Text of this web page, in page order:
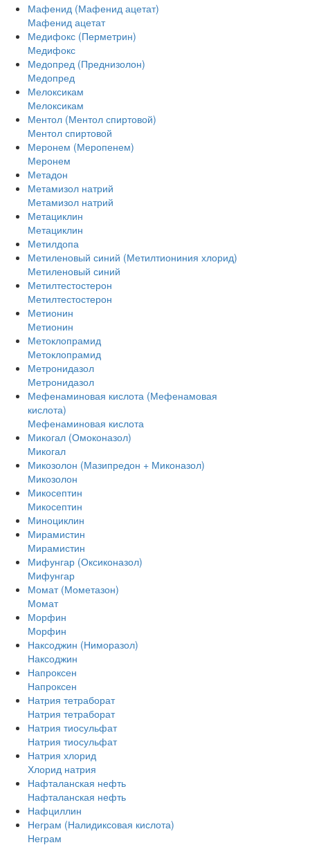
Мафенид (Мафенид ацетат)
Мафенид ацетат
Медифокс (Перметрин)
Медифокс
Медопред (Преднизолон)
Медопред
Мелоксикам
Мелоксикам
Ментол (Ментол спиртовой)
Ментол спиртовой
Меронем (Меропенем)
Меронем
Метадон
Метамизол натрий
Метамизол натрий
Метациклин
Метациклин
Метилдопа
Метиленовый синий (Метилтиониния хлорид)
Метиленовый синий
Метилтестостерон
Метилтестостерон
Метионин
Метионин
Метоклопрамид
Метоклопрамид
Метронидазол
Метронидазол
Мефенаминовая кислота (Мефенамовая
кислота)
Мефенаминовая кислота
Микогал (Омоконазол)
Микогал
Микозолон (Мазипредон + Миконазол)
Микозолон
Микосептин
Микосептин
Миноциклин
Мирамистин
Мирамистин
Мифунгар (Оксиконазол)
Мифунгар
Момат (Мометазон)
Момат
Морфин
Морфин
Наксоджин (Ниморазол)
Наксоджин
Напроксен
Напроксен
Натрия тетраборат
Натрия тетраборат
Натрия тиосульфат
Натрия тиосульфат
Натрия хлорид
Хлорид натрия
Нафталанская нефть
Нафталанская нефть
Нафциллин
Неграм (Налидиксовая кислота)
Неграм